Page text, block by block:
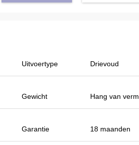
Uitvoertype Drievoud
Gewicht Hang van
Garantie 18 maanden